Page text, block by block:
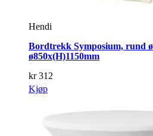
Hendi
Bordtrekk Symposium, rund
ø850x(H)1150mm
kr312
Kjøp